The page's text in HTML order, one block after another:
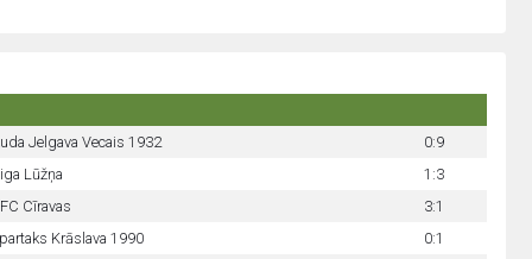
Jelgava Vecais 1932
0:9
Lūžņa
1:3
Cīravas
3:1
Krāslava 1990
0:1